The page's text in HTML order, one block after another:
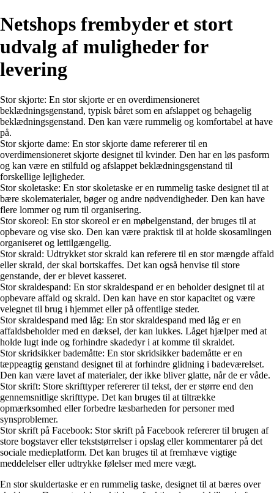
Netshops frembyder et stort
udvalg af muligheder for
levering
Stor skjorte: En stor skjorte er en overdimensioneret
beklædningsgenstand, typisk båret som en afslappet og behagelig
beklædningsgenstand. Den kan være rummelig og komfortabel at have
på.
Stor skjorte dame: En stor skjorte dame refererer til en
overdimensioneret skjorte designet til kvinder. Den har en løs pasform
og kan være en stilfuld og afslappet beklædningsgenstand til
forskellige lejligheder.
Stor skoletaske: En stor skoletaske er en rummelig taske designet til at
bære skolematerialer, bøger og andre nødvendigheder. Den kan have
flere lommer og rum til organisering.
Stor skoreol: En stor skoreol er en møbelgenstand, der bruges til at
opbevare og vise sko. Den kan være praktisk til at holde skosamlingen
organiseret og lettilgængelig.
Stor skrald: Udtrykket stor skrald kan referere til en stor mængde affald
eller skrald, der skal bortskaffes. Det kan også henvise til store
genstande, der er blevet kasseret.
Stor skraldespand: En stor skraldespand er en beholder designet til at
opbevare affald og skrald. Den kan have en stor kapacitet og være
velegnet til brug i hjemmet eller på offentlige steder.
Stor skraldespand med låg: En stor skraldespand med låg er en
affaldsbeholder med en dæksel, der kan lukkes. Låget hjælper med at
holde lugt inde og forhindre skadedyr i at komme til skraldet.
Stor skridsikker bademåtte: En stor skridsikker bademåtte er en
tæppeagtig genstand designet til at forhindre glidning i badeværelset.
Den kan være lavet af materialer, der ikke bliver glatte, når de er våde.
Stor skrift: Store skrifttyper refererer til tekst, der er større end den
gennemsnitlige skrifttype. Det kan bruges til at tiltrække
opmærksomhed eller forbedre læsbarheden for personer med
synsproblemer.
Stor skrift på Facebook: Stor skrift på Facebook refererer til brugen af
store bogstaver eller tekststørrelser i opslag eller kommentarer på det
sociale medieplatform. Det kan bruges til at fremhæve vigtige
meddelelser eller udtrykke følelser med mere vægt.
En stor skuldertaske er en rummelig taske, designet til at bæres over